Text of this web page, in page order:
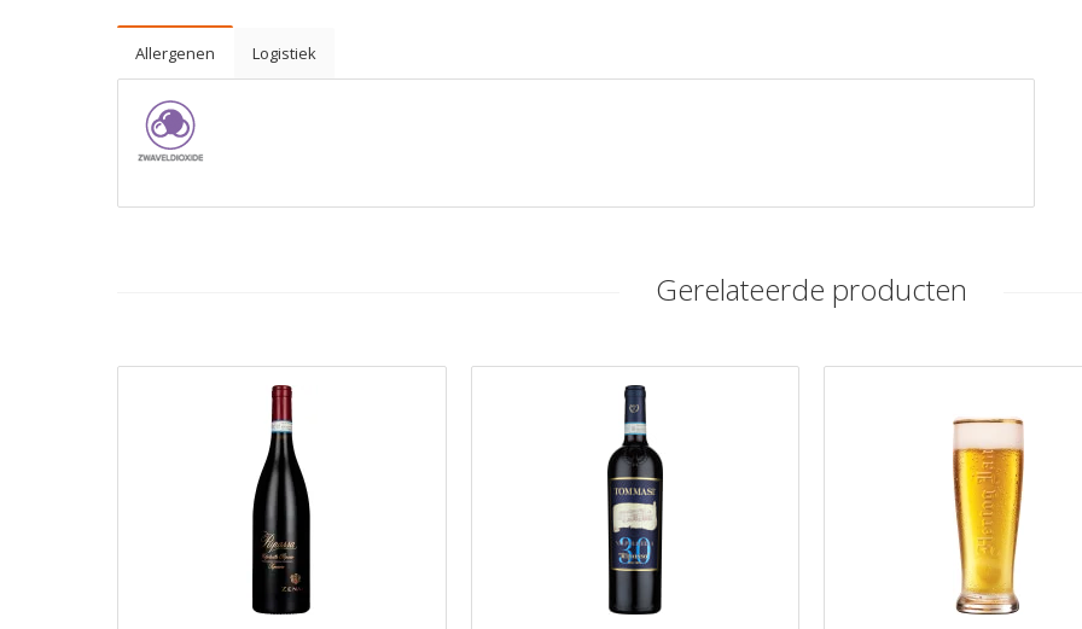
Allergenen Logistiek
Gerelateerde producten